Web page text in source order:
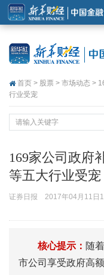
首页 > 股票 > 市场动态 >
行业受宠
169家公司政府
等五大行业受宠
证券日报 2017年04月11日
核心提示： 随
市公司享受政府高